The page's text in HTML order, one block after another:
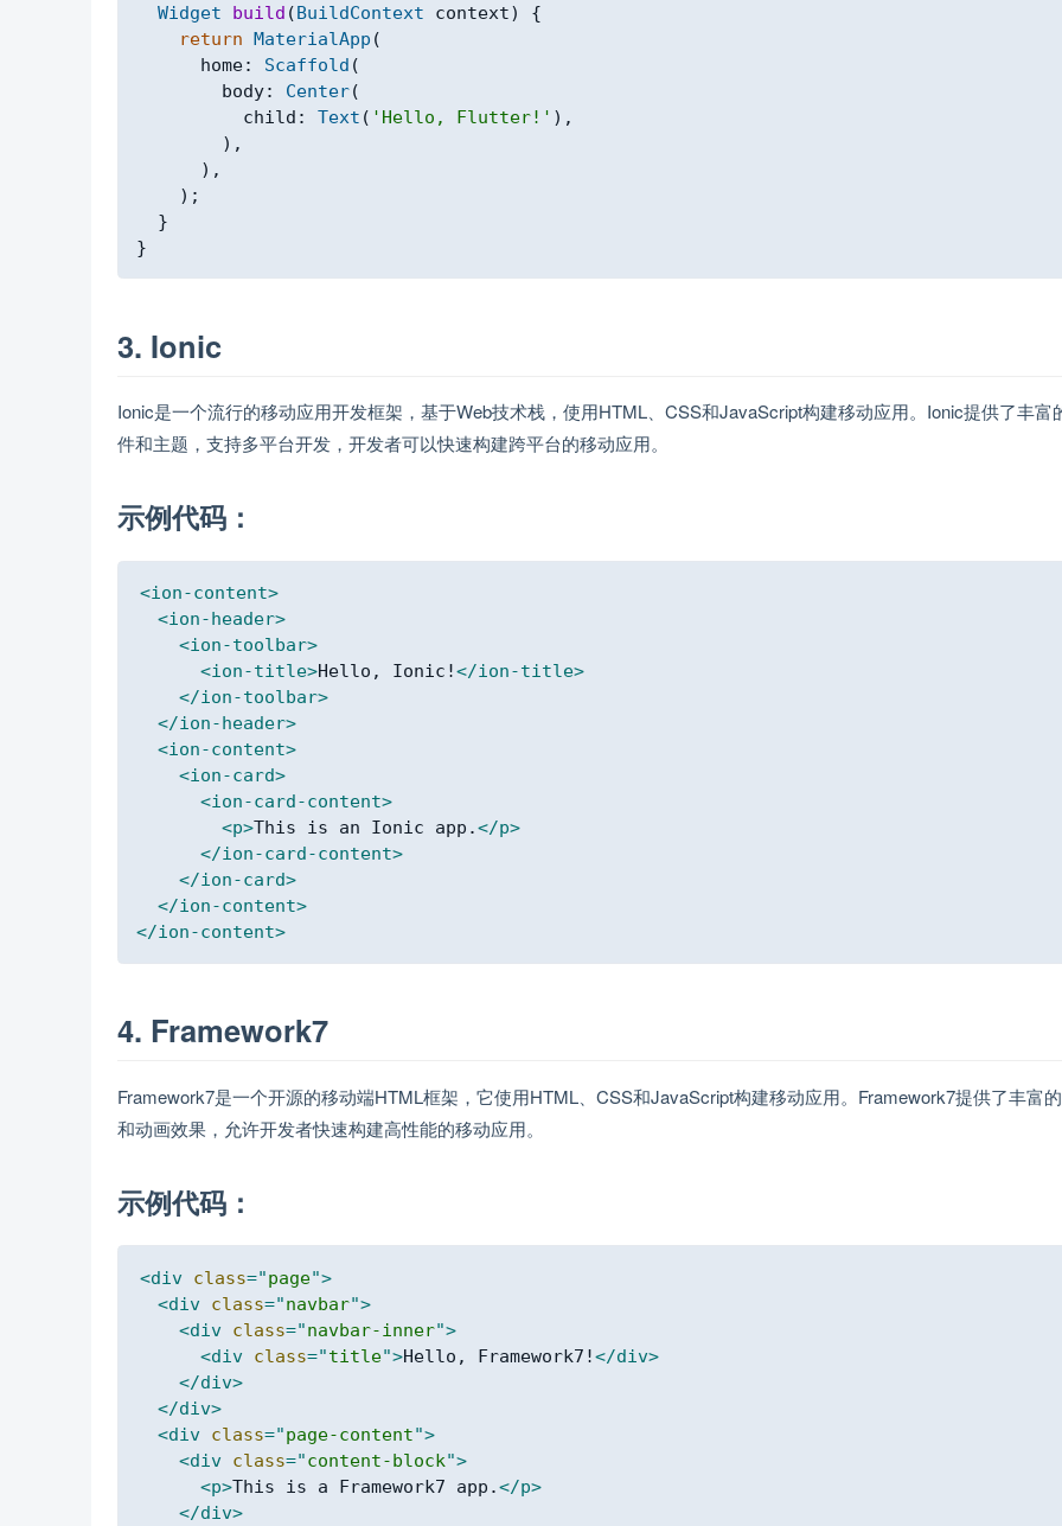
Widget
build (BuildContext context)
{
return MaterialApp (
      home
: Scaffold (
        body
: Center(
          child
: Text ( 'Hello, Flutter!' ) ,
) ,
) ,
) ;
}
}
3. Ionic
Ionic是一个流行的移动应用开发框架，基于Web技术栈，使用HTML、CSS和JavaScript构建移动应用。Ionic提供了丰富
件和主题，支持多平台开发，开发者可以快速构建跨平台的移动应用。
示例代码：
<ion-content>
<ion-header>
<ion-toolbar>
<ion-title>Hello, Ionic!</ion-title>
</ion-toolbar>
</ion-header>
<ion-content>
<ion-card>
<ion-card-content>
<p>This is an Ionic app.</p>
</ion-card-content>
</ion-card>
</ion-content>
</ion-content>
4. Framework7
Framework7是一个开源的移动端HTML框架，它使用HTML、CSS和JavaScript构建移动应用。Framework7提供了丰富
和动画效果，允许开发者快速构建高性能的移动应用。
示例代码：
<div class="page">
<div class="navbar">
<div class="navbar-inner">
<div class="title">Hello, Framework7!</div>
</div>
</div>
<div class="page-content">
<div class="content-block">
<p>This is a Framework7 app.</p>
</div>